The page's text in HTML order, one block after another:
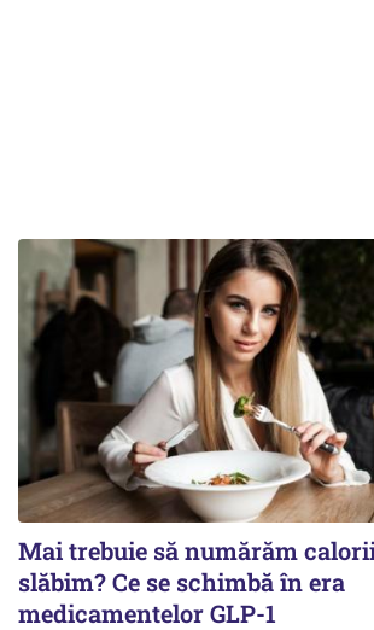
Mai trebuie să numărăm
slăbim? Ce se schimbă în era
medicamentelor GLP-1